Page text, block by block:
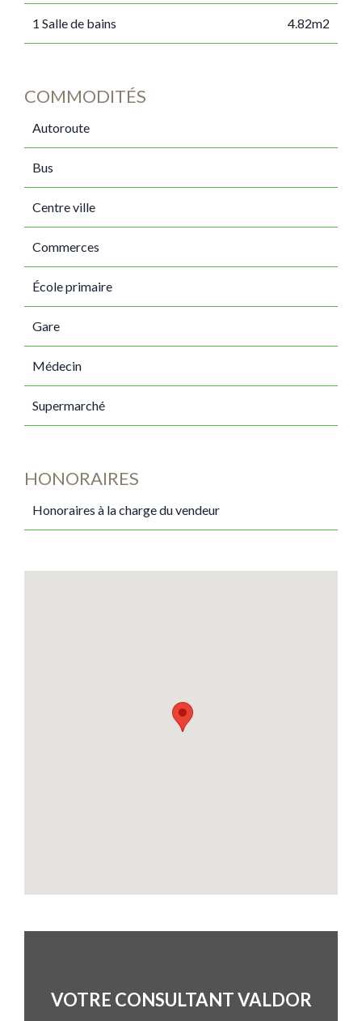
1 Salle de bains 4.82m2
COMMODITÉS
Autoroute
Bus
Centre ville
Commerces
École primaire
Gare
Médecin
Supermarché
HONORAIRES
Honoraires à la charge du vendeur
VOTRE CONSULTANT VALDOR